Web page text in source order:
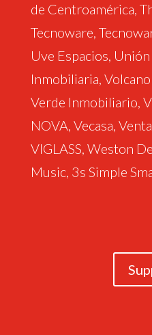
de Centroamérica,
Tecnoware,
Uve Espacios,
Inmobiliaria,
Verde Inmobiliario,
NOVA, Vecasa,
VIGLASS, Weston
Music, 3s Simple